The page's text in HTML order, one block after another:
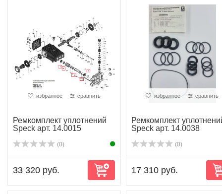
избранное сравнить
Ремкомплект уплотнений
Speck арт. 14.0015
(0)
33 320 руб.
избранное сравнить
Ремкомплект
Speck арт. 14.0038
(0)
17 310 руб.